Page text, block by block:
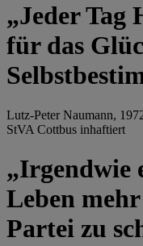
„Jeder Tag
für das
Lutz-Peter Naumann,
StVA Cottbus inhaftiert
„Irgendwie
Leben
Partei zu